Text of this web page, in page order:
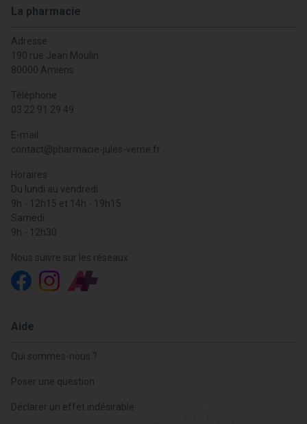
La pharmacie
Adresse
190 rue Jean Moulin
80000 Amiens
Téléphone
03 22 91 29 49
E-mail
contact@pharmacie-jules-verne.fr
Horaires
Du lundi au vendredi
9h - 12h15 et 14h - 19h15
Samedi
9h - 12h30
Nous suivre sur les réseaux
Aide
Qui sommes-nous ?
Poser une question
Déclarer un effet indésirable